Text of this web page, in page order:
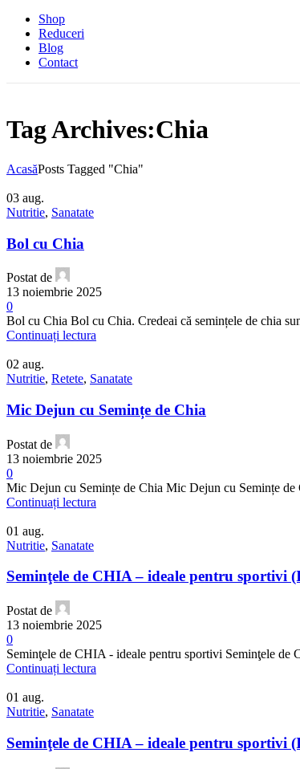
Shop
Reduceri
Blog
Contact
Tag Archives:Chia
AcasăPosts Tagged "Chia"
03 aug.
Nutritie, Sanatate
Bol cu ​​Chia
Postat de
13 noiembrie 2025
0
Bol cu ​​Chia Bol cu ​​Chia. Credeai că semințele de chia
Continuați lectura
02 aug.
Nutritie, Retete, Sanatate
Mic Dejun cu Semințe de Chia
Postat de
13 noiembrie 2025
0
Mic Dejun cu Semințe de Chia Mic Dejun cu Semințe de
Continuați lectura
01 aug.
Nutritie, Sanatate
Seminţele de CHIA – ideale pentru sportivi
Postat de
13 noiembrie 2025
0
Seminţele de CHIA - ideale pentru sportivi Seminţele de
Continuați lectura
01 aug.
Nutritie, Sanatate
Seminţele de CHIA – ideale pentru sportivi